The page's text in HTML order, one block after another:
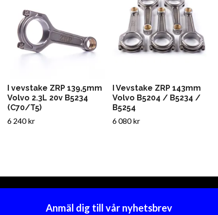
I vevstake ZRP 139,5mm
Volvo 2.3L 20v B5234
(C70/T5)
6 240 kr
I Vevstake ZRP 143mm
Volvo B5204 / B5234 /
B5254
6 080 kr
Anmäl dig till vår nyhetsbrev